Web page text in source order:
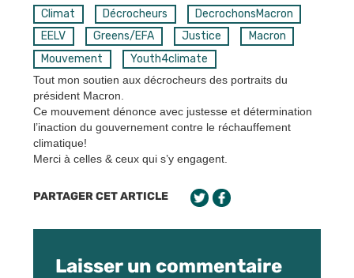
Climat Décrocheurs
DecrochonsMacron
EELV
Greens/EFA Justice
Macron
Mouvement
Youth4climate
Tout mon soutien aux décrocheurs des portraits du
président Macron.
Ce mouvement dénonce avec justesse et détermination
l’inaction du gouvernement contre le réchauffement
climatique!
Merci à celles & ceux qui s’y engagent.
PARTAGER CET ARTICLE
Laisser un commentaire